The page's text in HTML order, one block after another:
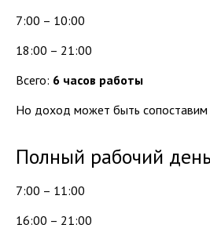
7:00 – 10:00
18:00 – 21:00
Всего: 6 часов работы
Но доход может быть сопоставим
Полный рабочий
7:00 – 11:00
16:00 – 21:00